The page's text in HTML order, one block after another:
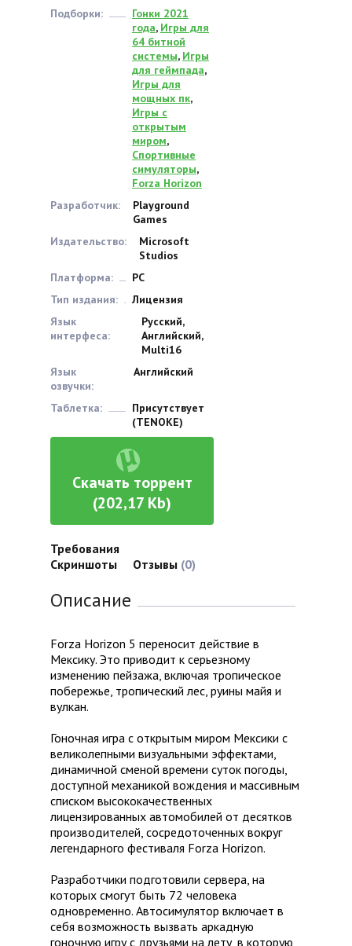
Подборки:
Гонки 2021
года, Игры для
64 битной
системы, Игры
для геймпада,
Игры для
мощных пк,
Игры с
открытым
миром,
Спортивные
симуляторы,
Forza Horizon
Разработчик:
Playground
Games
Издательство:
Microsoft
Studios
Платформа:
PC
Тип издания:
Лицензия
Язык
интерфеса:
Русский,
Английский,
Multi16
Язык
озвучки:
Английский
Таблетка:
Присутствует
(TENOKE)
Скачать торрент
(202,17 Kb)
Требования
Скриншоты
Отзывы (0)
Описание
Forza Horizon 5 переносит действие в
Мексику. Это приводит к серьезному
изменению пейзажа, включая тропическое
побережье, тропический лес, руины майя и
вулкан.
Гоночная игра с открытым миром Мексики с
великолепными визуальными эффектами,
динамичной сменой времени суток погоды,
доступной механикой вождения и массивным
списком высококачественных
лицензированных автомобилей от десятков
производителей, сосредоточенных вокруг
легендарного фестиваля Forza Horizon.
Разработчики подготовили сервера, на
которых смогут быть 72 человека
одновременно. Автосимулятор включает в
себя возможность вызвать аркадную
гоночную игру с друзьями на лету, в которую